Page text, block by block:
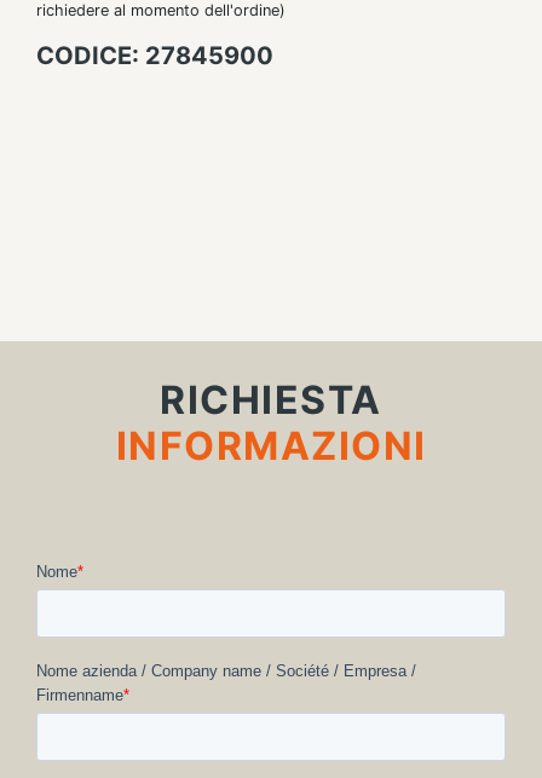
richiedere al momento dell'ordine)
CODICE: 27845900
RICHIESTA
INFORMAZIONI